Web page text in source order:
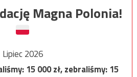
Magna Polonia!
Lipiec 2026
15 000zł, zebraliśmy:15